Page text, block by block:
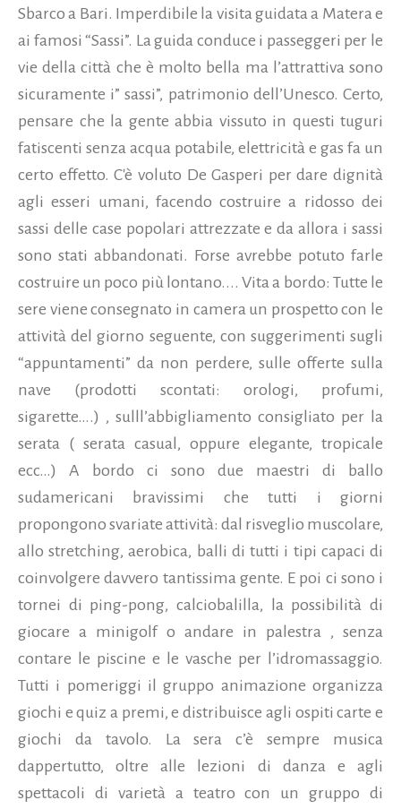
Sbarco a Bari. Imperdibile la visita guidata a Matera e
ai famosi “Sassi”. La guida conduce i passeggeri per le
vie della città che è molto bella ma l’attrattiva sono
sicuramente i” sassi”, patrimonio dell’Unesco. Certo,
pensare che la gente abbia vissuto in questi tuguri
fatiscenti senza acqua potabile, elettricità e gas fa un
certo effetto. C'è voluto De Gasperi per dare dignità
agli esseri umani, facendo costruire a ridosso dei
sassi delle case popolari attrezzate e da allora i sassi
sono stati abbandonati. Forse avrebbe potuto farle
costruire un poco più lontano.... Vita a bordo: Tutte le
sere viene consegnato in camera un prospetto con le
attività del giorno seguente, con suggerimenti sugli
“appuntamenti” da non perdere, sulle offerte sulla
nave (prodotti scontati: orologi, profumi,
sigarette….) , sulll’abbigliamento consigliato per la
serata ( serata casual, oppure elegante, tropicale
ecc…) A bordo ci sono due maestri di ballo
sudamericani bravissimi che tutti i giorni
propongono svariate attività: dal risveglio muscolare,
allo stretching, aerobica, balli di tutti i tipi capaci di
coinvolgere davvero tantissima gente. E poi ci sono i
tornei di ping-pong, calciobalilla, la possibilità di
giocare a minigolf o andare in palestra , senza
contare le piscine e le vasche per l’idromassaggio.
Tutti i pomeriggi il gruppo animazione organizza
giochi e quiz a premi, e distribuisce agli ospiti carte e
giochi da tavolo. La sera c’è sempre musica
dappertutto, oltre alle lezioni di danza e agli
spettacoli di varietà a teatro con un gruppo di